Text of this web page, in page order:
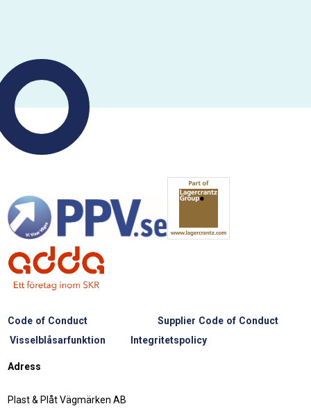
Code of Conduct
Supplier Code of Conduct
Visselblåsarfunktion
Integritetspolicy
Adress
Plast & Plåt Vägmärken AB